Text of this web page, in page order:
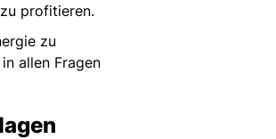
profitieren.
zu
allen Fragen